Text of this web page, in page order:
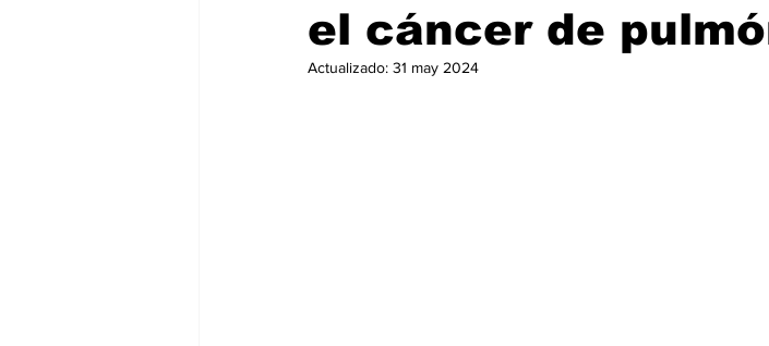
Endocrinología Actualidad especial Ciencia y Tecnología
el cáncer de
Actualizado: 31 may 2024